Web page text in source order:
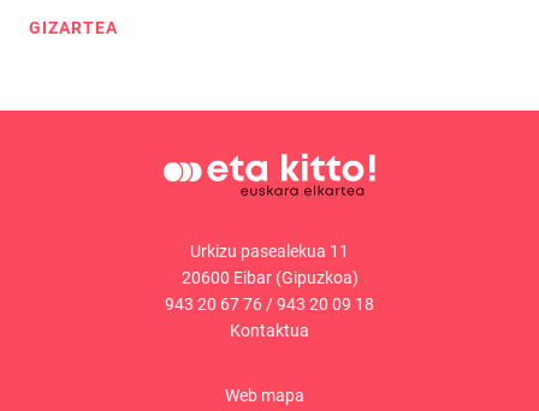
GIZARTEA
Urkizu pasealekua 11
20600 Eibar (Gipuzkoa)
943 20 67 76/943 20 09 18
Kontaktua
Web mapa